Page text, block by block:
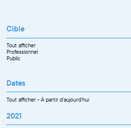
Cible
Tout afficher
Professionnel
Public
Dates
Tout afficher-À partir d'aujourd'hui
2021